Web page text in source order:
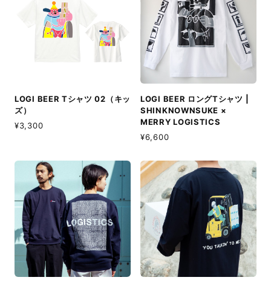
LOGI BEER Tシャツ 02（キッ
ズ）
¥3,300
LOGI BEER ロングTシャツ |
SHINKNOWNSUKE ×
MERRY LOGISTICS
¥6,600